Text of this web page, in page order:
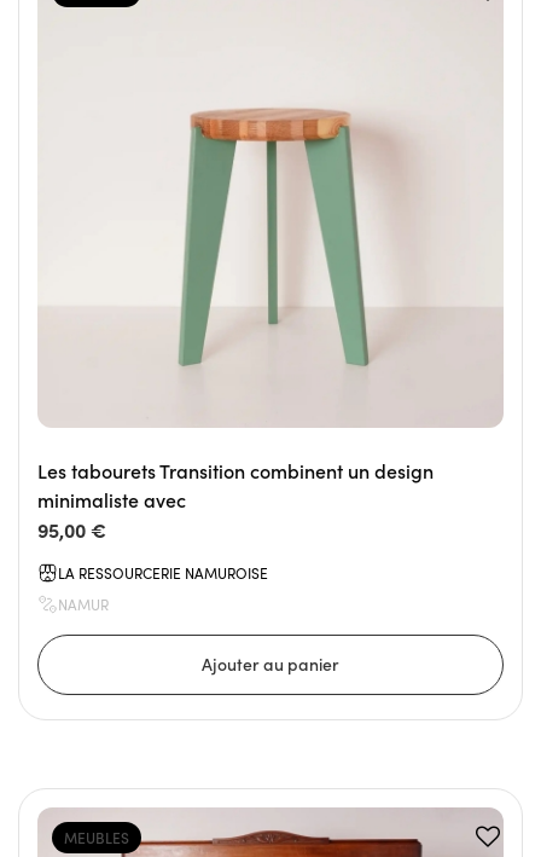
Les tabourets Transition combinent un design
minimaliste avec
95,00 €
LA RESSOURCERIE NAMUROISE
NAMUR
MEUBLES